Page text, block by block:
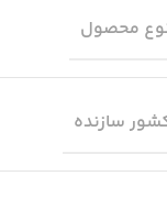
محصول
سازنده